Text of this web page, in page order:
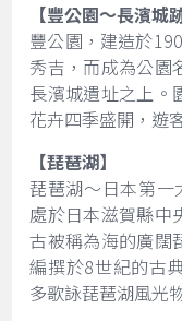
【豐公園～長濱城
豐公園，建造於
秀吉，而成為公園
長濱城遺址之上。
花卉四季盛開，遊
【琵琶湖】
琵琶湖～日本第一
處於日本滋賀縣中
古被稱為海的廣闊
編撰於8世紀的古
多歌詠琵琶湖風光